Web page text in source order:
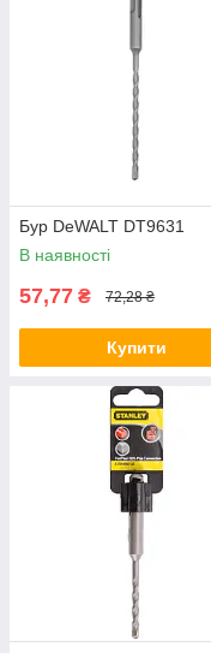
Бур DeWALT DT9631
В наявності
57,77 ₴ 72,28 ₴
Купити